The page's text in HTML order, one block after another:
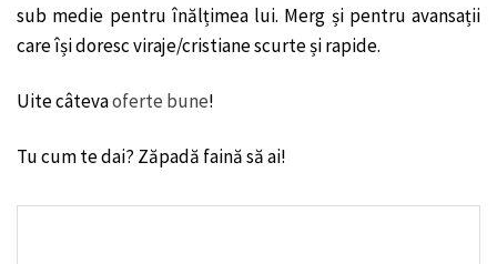
sub medie pentru înălțimea lui. Merg și pentru avansații
care își doresc viraje/cristiane scurte și rapide.
Uite câtevaoferte bune!
Tu cum te dai? Zăpadă faină să ai!